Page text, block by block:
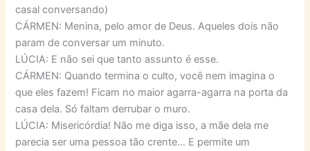
casal conversando)
CÁRMEN: Menina, pelo amor de Deus. Aqueles dois não
param de conversar um minuto.
LÚCIA: E não sei que tanto assunto é esse.
CÁRMEN: Quando termina o culto, você nem imagina o
que eles fazem! Ficam no maior agarra-agarra na porta da
casa dela. Só faltam derrubar o muro.
LÚCIA: Misericórdia! Não me diga isso, a mãe dela me
parecia ser uma pessoa tão crente… E permite um